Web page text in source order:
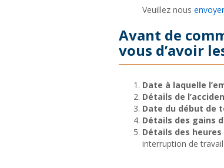
Veuillez nous
Avant de
vous d’avoir
Date à laquelle
Détails de
Date du début de
Détails des gains
Détails des
interruption de travail